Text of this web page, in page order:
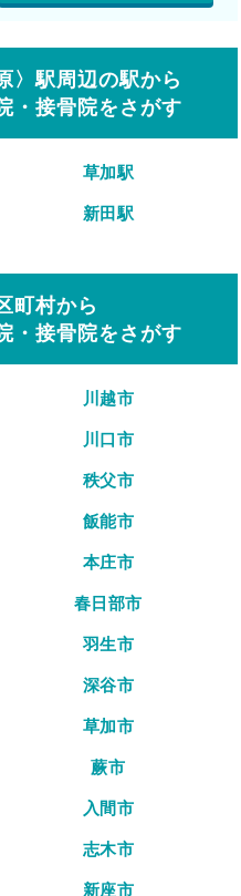
〉駅周辺の駅から
・接骨院をさがす
草加駅
新田駅
町村から
・接骨院をさがす
川越市
川口市
秩父市
飯能市
本庄市
春日部市
羽生市
深谷市
草加市
蕨市
入間市
志木市
新座市